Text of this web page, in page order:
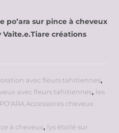
po’ara sur pince à cheveux
créations
avec fleurs tahitiennes,
avec fleurs tahitiennes, les
PO'ARA Accessoires cheveux
à cheveux, lys étoilé sur